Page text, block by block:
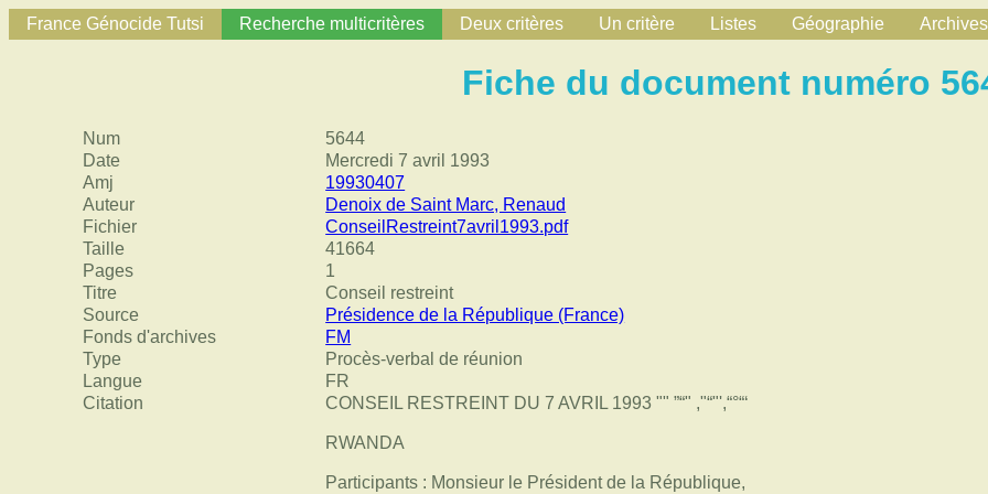
France Génocide Tutsi Recherche multicritères Deux critères Un critère Listes Géographie Archives
Fiche du document numéro
Num
5644
Date
Mercredi 7 avril 1993
Amj
19930407
Auteur
Denoix de Saint Marc, Renaud
Fichier
ConseilRestreint7avril1993.pdf
Taille
41664
Pages
1
Titre
Conseil restreint
Source
Présidence de la République (France)
Fonds d'archives
FM
Type
Procès-verbal de réunion
Langue
FR
Citation
CONSEIL RESTREINT DU 7 AVRIL 1993 "" ”“" ,"“"',“°“‘
RWANDA
Participants : Monsieur le Président de la République,